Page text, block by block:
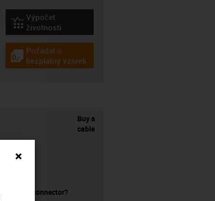
igus-icon-lebensdauerrechner
Výpočet
životnosti
igus-icon-gratismuster
Požádat o
bezplatný vzorek
Buy a
cable
without a connector?